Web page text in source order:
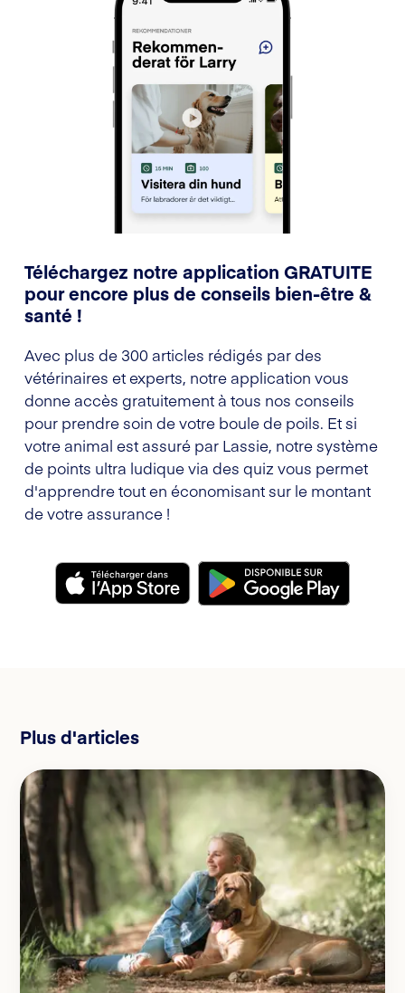
Téléchargez notre application GRATUITE
pour encore plus de conseils bien-être &
santé !
Avec plus de 300 articles rédigés par des
vétérinaires et experts, notre application vous
donne accès gratuitement à tous nos conseils
pour prendre soin de votre boule de poils. Et si
votre animal est assuré par Lassie, notre système
de points ultra ludique via des quiz vous permet
d'apprendre tout en économisant sur le montant
de votre assurance !
Plus d'articles